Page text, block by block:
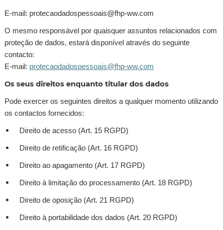
E-mail: protecaodadospessoais@fhp-ww.com
O mesmo responsável por quaisquer assuntos relacionados com
proteção de dados, estará disponível através do seguinte
contacto:
E-mail: protecaodadospessoais@fhp-ww.com
Os seus direitos enquanto titular dos dados
Pode exercer os seguintes direitos a qualquer momento utilizando
os contactos fornecidos:
Direito de acesso (Art. 15 RGPD)
Direito de retificação (Art. 16 RGPD)
Direito ao apagamento (Art. 17 RGPD)
Direito à limitação do processamento (Art. 18 RGPD)
Direito de oposição (Art. 21 RGPD)
Direito à portabilidade dos dados (Art. 20 RGPD)